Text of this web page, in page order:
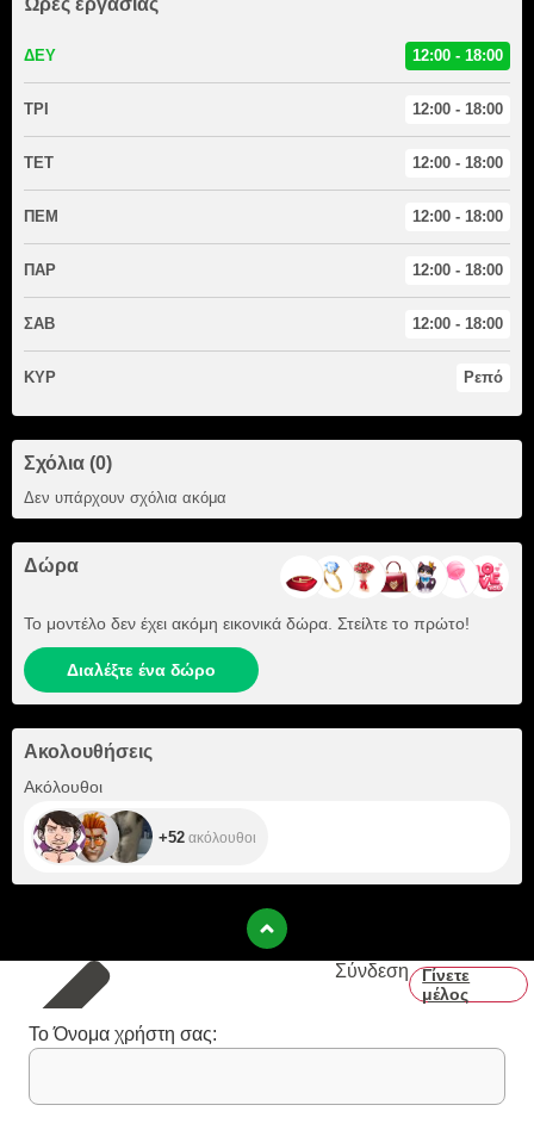
Ώρες εργασίας
ΔΕΥ 12:00 - 18:00
ΤΡΙ 12:00 - 18:00
ΤΕΤ 12:00 - 18:00
ΠΕΜ 12:00 - 18:00
ΠΑΡ 12:00 - 18:00
ΣΑΒ 12:00 - 18:00
ΚΥΡ Ρεπό
Σχόλια (0)
Δεν υπάρχουν σχόλια ακόμα
Δώρα
Το μοντέλο δεν έχει ακόμη εικονικά δώρα. Στείλτε το πρώτο!
Διαλέξτε ένα δώρο
Ακολουθήσεις
Ακόλουθοι
+52 ακόλουθοι
Σύνδεση
Γίνετε
μέλος
Το Όνομα χρήστη σας: